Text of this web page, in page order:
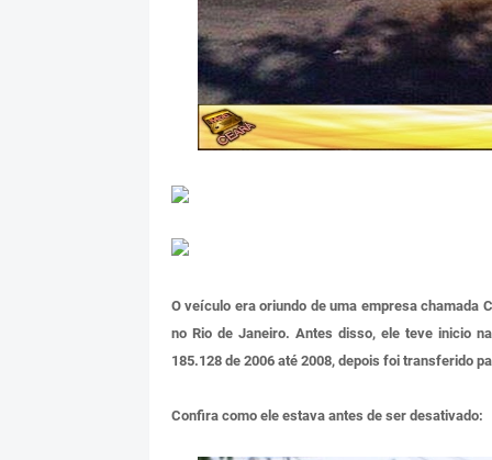
O veículo era oriundo de uma empresa chamada
no Rio de Janeiro. Antes disso, ele teve inicio
185.128 de 2006 até 2008, depois foi transferido
Confira como ele estava antes de ser desativado: